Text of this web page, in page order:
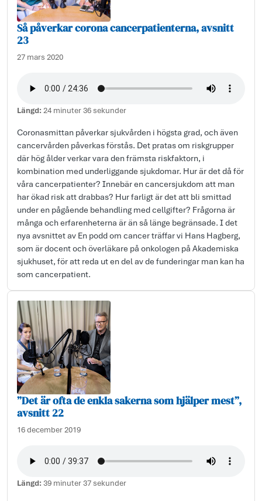
Så påverkar corona cancerpatienterna, avsnitt
23
27 mars 2020
Längd:24 minuter 36 sekunder
Coronasmittan påverkar sjukvården i högsta grad, och även
cancervården påverkas förstås. Det pratas om riskgrupper
där hög ålder verkar vara den främsta riskfaktorn, i
kombination med underliggande sjukdomar. Hur är det då för
våra cancerpatienter? Innebär en cancersjukdom att man
har ökad risk att drabbas? Hur farligt är det att bli smittad
under en pågående behandling med cellgifter? Frågorna är
många och erfarenheterna är än så länge begränsade. I det
nya avsnittet av En podd om cancer träffar vi Hans Hagberg,
som är docent och överläkare på onkologen på Akademiska
sjukhuset, för att reda ut en del av de funderingar man kan ha
som cancerpatient.
”Det är ofta de enkla sakerna som hjälper mest”,
avsnitt 22
16 december 2019
Längd:39 minuter 37 sekunder